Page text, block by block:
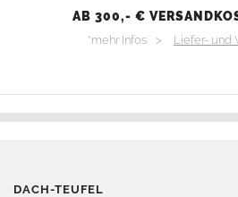
AB 300,- €
*mehr Infos > Liefer- und
DACH-TEUFEL